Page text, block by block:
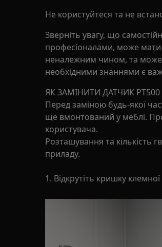
Не користуйтеся та не
Зверніть увагу, що
професіоналами, може мати
неналежним чином, та може
необхідними знаннями є
ЯК ЗАМІНИТИ ДАТЧИК PT500
Перед заміною будь-якої
ще вмонтований у меблі.
користувача.
Розташування та кількість
приладу.
1. Відкрутіть кришку